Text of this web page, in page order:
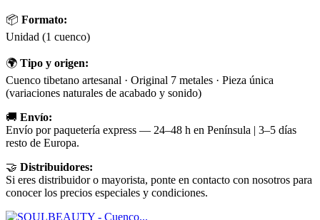
📦 Formato:
Unidad (1 cuenco)
🌍 Tipo y origen:
Cuenco tibetano artesanal · Original 7 metales · Pieza única
(variaciones naturales de acabado y sonido)
🚚 Envío:
Envío por paquetería express — 24–48 h en Península | 3–5 días
resto de Europa.
🤝 Distribuidores:
Si eres distribuidor o mayorista, ponte en contacto con nosotros para
conocer los precios especiales y condiciones.